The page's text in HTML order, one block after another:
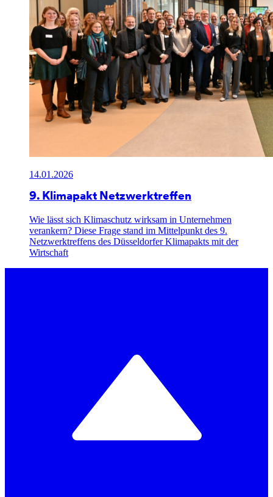
14.01.2026
9. Klimapakt Netzwerktreffen
Wie lässt sich Klimaschutz wirksam in Unternehmen
verankern? Diese Frage stand im Mittelpunkt des 9.
Netzwerktreffens des Düsseldorfer Klimapakts mit der
Wirtschaft